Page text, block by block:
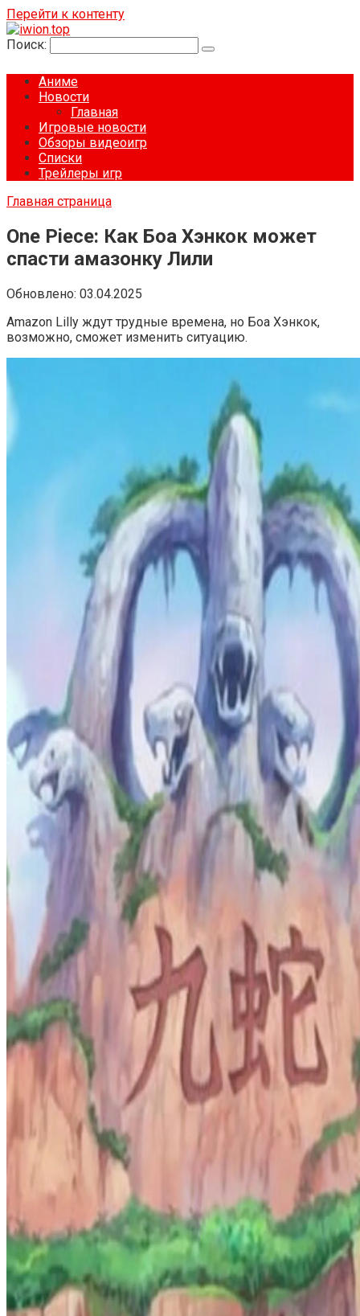
Перейти к контенту
Поиск:
Аниме
Новости
Главная
Игровые новости
Обзоры видеоигр
Списки
Трейлеры игр
Главная страница
One Piece: Как Боа Хэнкок может
спасти амазонку Лили
Обновлено: 03.04.2025
Amazon Lilly ждут трудные времена, но Боа Хэнкок,
возможно, сможет изменить ситуацию.